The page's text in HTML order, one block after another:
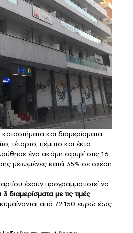
και διαμερίσματα
τέταρτο, πέμπτο και έκτο
ένα ακόμη σφυρί στις 16
μειωμένες κατά 35% σε σχέση
έχουν προγραμματιστεί να
διαμερίσματα με τις τιμές
από 72.150 ευρώ έως